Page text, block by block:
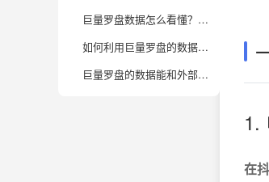
巨量罗盘数据怎么看懂？哪些数据指标对提升电商直播成交率最有帮助？
如何利用巨量罗盘的数据优化抖音电商直播脚本和商品排品？
巨量罗盘的数据能和外部BI工具结合吗？适合什么样的电商团队？
1.
在